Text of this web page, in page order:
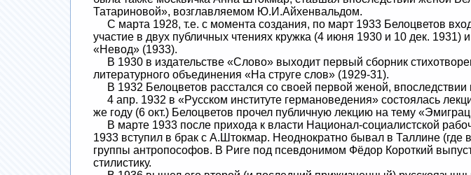
Татариновой», возглавляемом Ю.И.Айхенвальдом.
С марта 1928, т.е. с момента создания, по март 1933 Белоцветов
участие в двух публичных чтениях кружка (4 июня 1930 и 10 дек.
«Невод» (1933).
В 1930 в издательстве «Слово» выходит первый сборник
литературного объединения «На струге слов» (1929-31).
В 1932 Белоцветов расстался со своей первой женой,
4 апр. 1932 в «Русском институте германоведения» состоялась
же году (6 окт.) Белоцветов прочел публичную лекцию на тему
В марте 1933 после прихода к власти Национал-социалистской
1933 вступил в брак с А.Штокмар. Неоднократно бывал в Таллине
группы антропософов. В Риге под псевдонимом Фёдор Короткий
стилистику.